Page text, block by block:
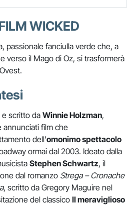
WICKED
passionale fanciulla verde che, a
verso il Mago di Oz, si trasformerà
scritto daWinnie Holzman,
film che
dell’omonimo spettacolo
ormai dal 2003. Ideato dalla
Stephen Schwartz, il
dal romanzo Strega – Cronache
, scritto da Gregory Maguire nel
del classico Il meraviglioso